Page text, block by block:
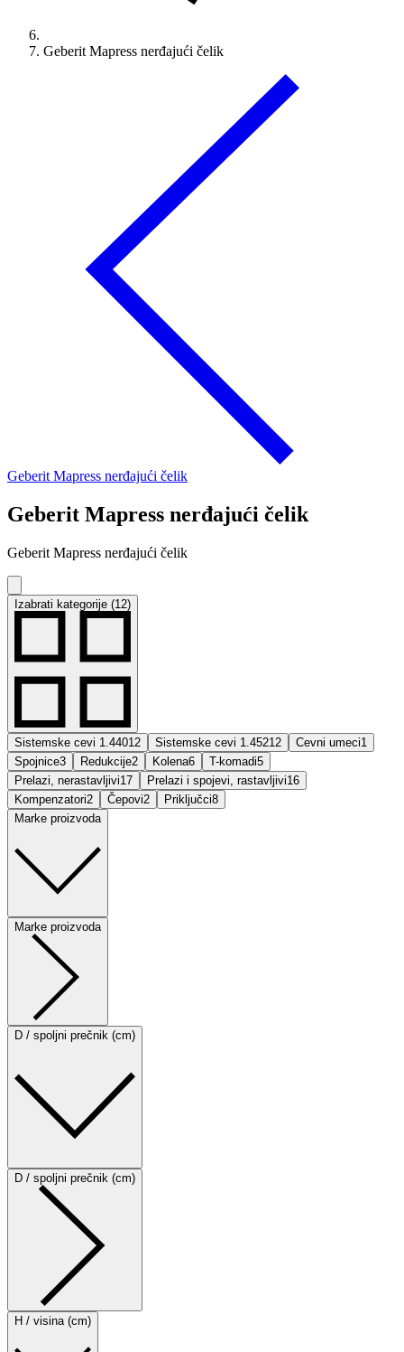
Geberit Mapress nerđajući čelik
Geberit Mapress nerđajući čelik
Geberit Mapress nerđajući čelik
Geberit Mapress nerđajući čelik
Izabrati kategorije (12)
Sistemske cevi 1.4401 2 Sistemske cevi 1.4521 2 Cevni umeci1
Spojnice3 Redukcije2 Kolena6 T-komadi5
Prelazi, nerastavljivi17 Prelazi i spojevi, rastavljivi16
Kompenzatori2 Čepovi2 Priključci8
Marke proizvoda
Marke proizvoda
D / spoljni prečnik (cm)
D / spoljni prečnik (cm)
H / visina (cm)